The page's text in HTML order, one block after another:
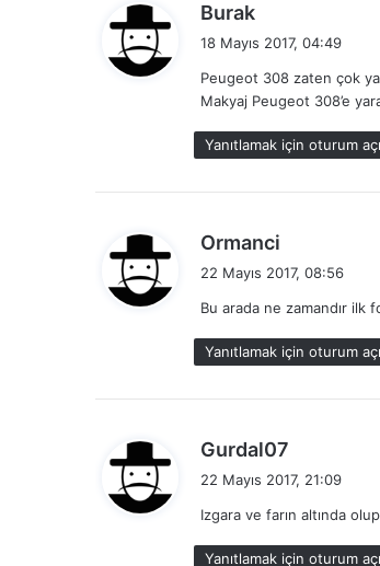
Burak
i
k
i
:
18 Mayıs 2017, 04:49
Peugeot 308 zaten çok
Makyaj Peugeot 308’e
Yanıtlamak için oturum
Ormanci
e
k
i
22 Mayıs 2017, 08:56
Bu arada ne zamandır ilk
Yanıtlamak için oturum
Gurdal07
e
i
k
22 Mayıs 2017, 21:09
Izgara ve farın altında
Yanıtlamak için oturum